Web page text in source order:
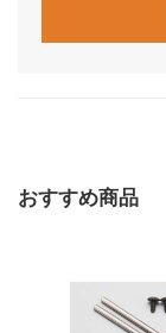
おすすめ商品